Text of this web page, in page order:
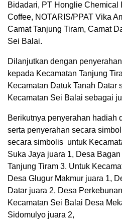
Bidadari, PT Honglie Chemical
Coffee, NOTARIS/PPAT Vika
Camat Tanjung Tiram, Camat
Sei Balai.
Dilanjutkan dengan
kepada Kecamatan Tanjung
Kecamatan Datuk Tanah Datar
Kecamatan Sei Balai sebagai
Berikutnya penyerahan hadiah
serta penyerahan secara
secara simbolis untuk
Suka Jaya juara 1, Desa
Tanjung Tiram 3. Untuk
Desa Glugur Makmur juara 1,
Datar juara 2, Desa
Kecamatan Sei Balai Desa
Sidomulyo juara 2,